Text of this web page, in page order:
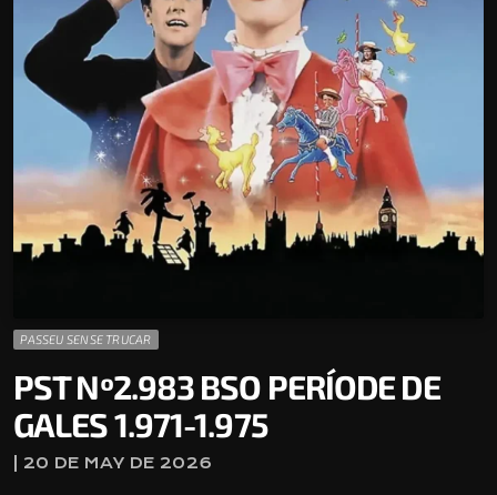
PASSEU SENSE TRUCAR
PST Nº2.983 BSO PERÍODE DE
GALES 1.971-1.975
| 20 DE MAY DE 2026